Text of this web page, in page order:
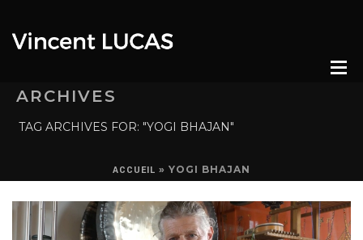
ARCHIVES
TAG ARCHIVES FOR: "YOGI BHAJAN"
ACCUEIL » YOGI BHAJAN